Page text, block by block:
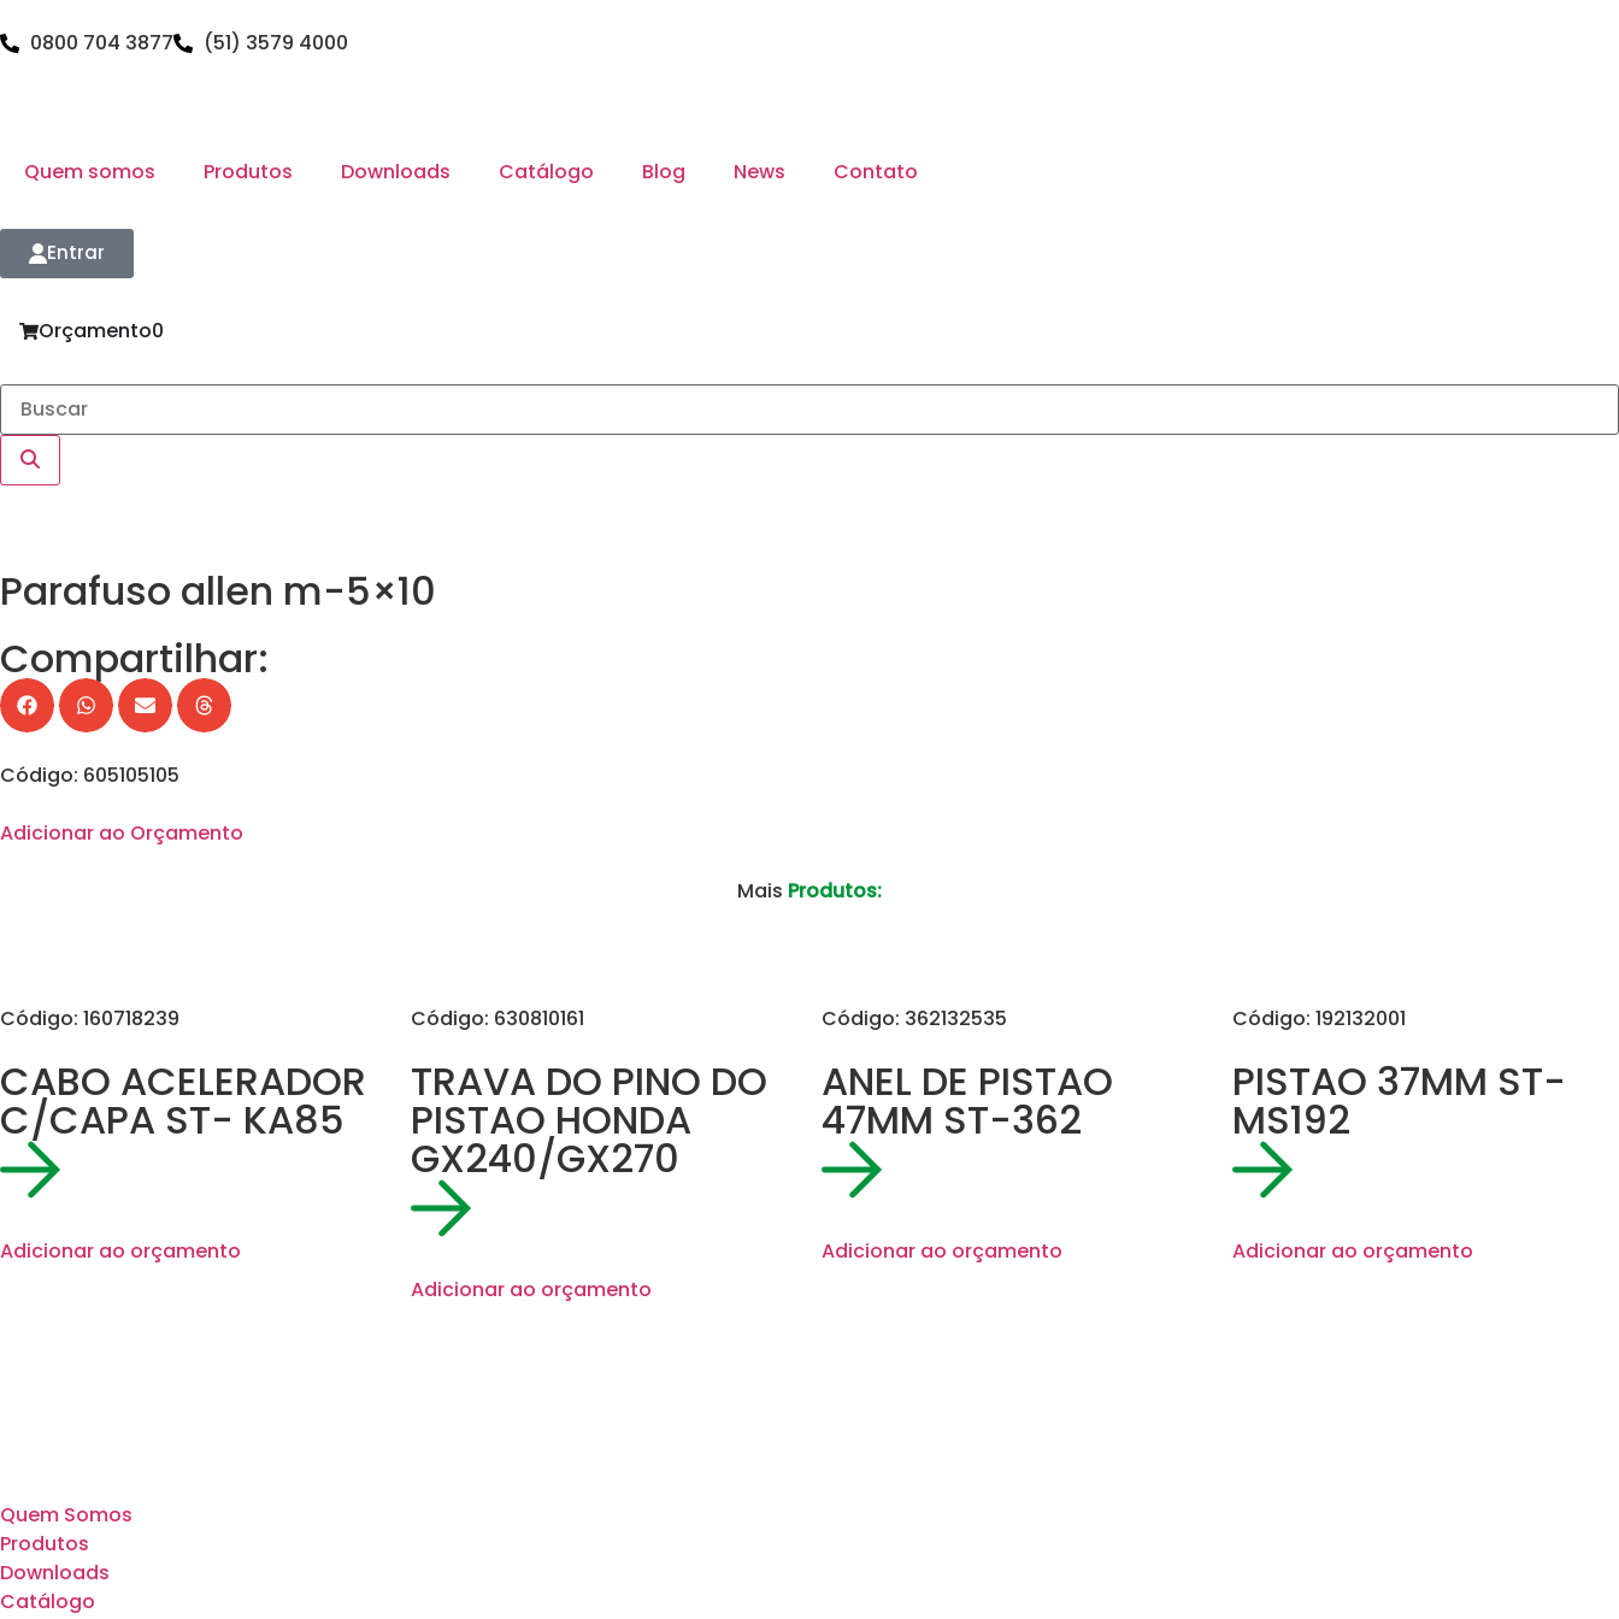
0800 704 3877 (51) 3579 4000
Quem somos Produtos Downloads Catálogo Blog News Contato
Entrar
Orçamento0
Parafuso allen m-5×10
Compartilhar:
Código: 605105105
Adicionar ao Orçamento
Mais Produtos:
Código: 160718239
CABO ACELERADOR
C/CAPA ST- KA85
Adicionar ao orçamento
Código: 630810161
TRAVA DO PINO DO
PISTAO HONDA
GX240/GX270
Adicionar ao orçamento
Código: 362132535
ANEL DE PISTAO
47MM ST-362
Adicionar ao orçamento
Código: 192132001
PISTAO 37MM ST-
MS192
Adicionar ao orçamento
Quem Somos
Produtos
Downloads
Catálogo